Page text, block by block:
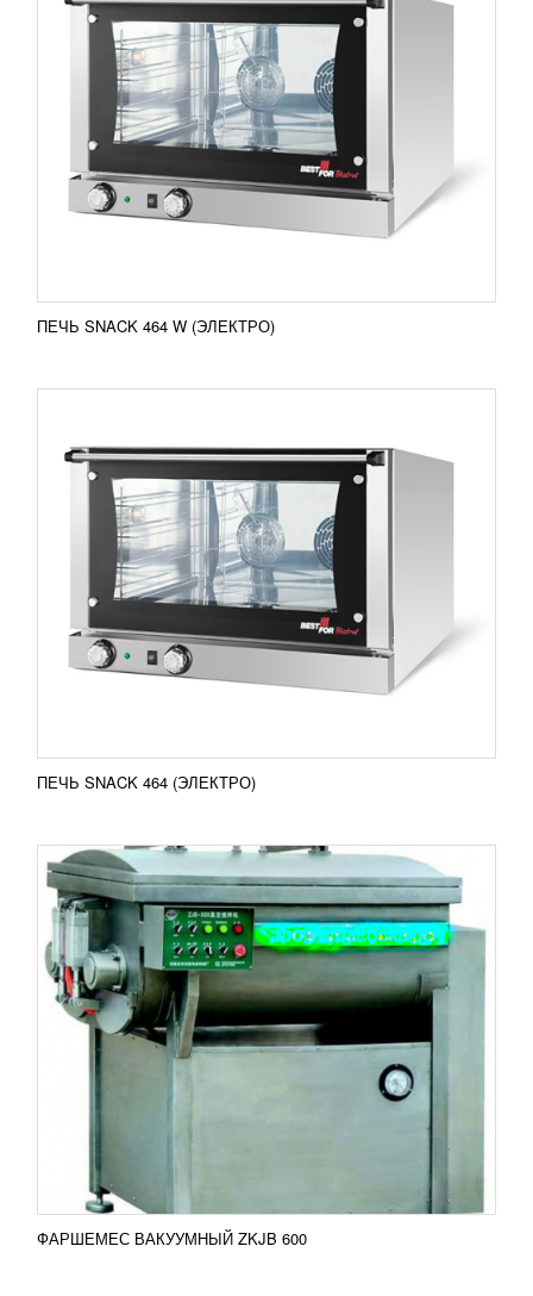
ПЕЧЬ SNACK 464 W (ЭЛЕКТРО)
ПЕЧЬ SNACK 464 (ЭЛЕКТРО)
80 467RUB
Печь Snack 464 (электро) Новый представитель
линейки итальянского производителя Bake Off –
печь Snack 464 (электро) является компактным
и...
Добавить в сравнение
ПЕЧЬ SNACK 464 (ЭЛЕКТРО)
ФАРШЕМЕС ВАКУУМНЫЙ ZKJB 600
1 869 116RUB
Фаршемес вакуумный ZKJB 600 предназначен для
равномерного соединения всех ингредиентов,
необходимых по рецепту, для создания фарша,
путем...
Добавить в сравнение
ФАРШЕМЕС ВАКУУМНЫЙ ZKJB 600
ЦЕЛЛОФАНАТОР BR-300
УЗНАТЬ ЦЕНУ
Такая продукция как кондитерские изделия, чай
или кофе в коробке, парфюмерная и
фармацевтическая продукция – нуждаются в
добротной упаковке не только...
Добавить в сравнение